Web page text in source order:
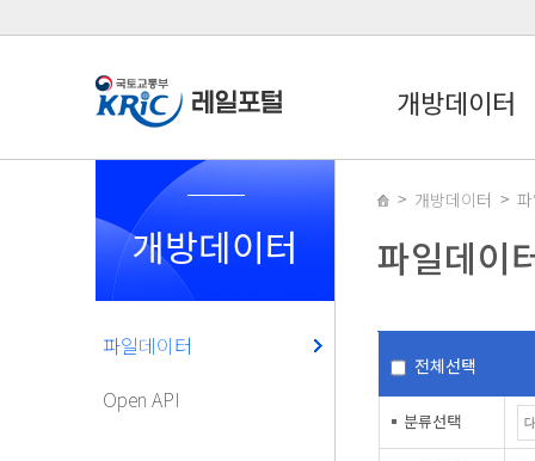
개방데이터
개방데이터
파일데이터
Open API
개방데이터
파일데이
전체선택
분류선택